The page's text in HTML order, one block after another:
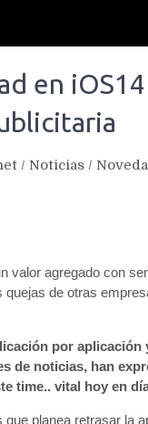
en
/ Noticias /
valor agregado con
de otras
por aplicación
de noticias, han
time.. vital hoy en
planea retrasar la